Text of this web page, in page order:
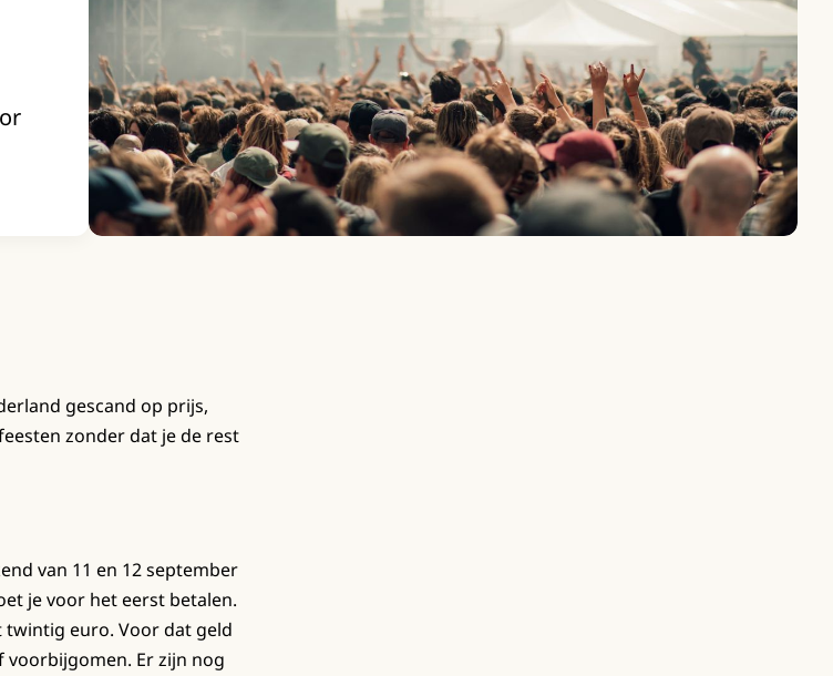
gescand op prijs,
zonder dat je de rest
van 11 en 12 september
je voor het eerst betalen.
twintig euro. Voor dat geld
voorbijgomen. Er zijn nog